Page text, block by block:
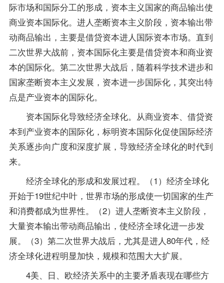
际市场和国际分工的形成，资本主义国家的商品输出使
商业资本国际化。进人垄断资本主义阶段，资本输出带
动商品输出，主要是借贷资本进人国际资本市场。直到
二次世界大战前，资本国际化主要是借贷资本和商业资
本的国际化。第二次世界大战后，随着科学技术进步和
国家垄断资本主义发展，资本进一步国际化，其突出特
点是产业资本的国际化。
资本国际化导致经济全球化。从商业资本、借贷资
本到产业资本的国际化，标明资本国际化促使国际经济
关系逐步向广度和深度扩展，导致经济全球化的时代到
来。
经济全球化的形成和发展过程。（1）经济全球化
开始于19世纪中叶，世界市场的形成使一切国家的生产
和消费都成为世界性。（2）进人垄断资本主义阶段，
大量资本输出带动商品输出，使经济全球化进一步发
展。（3）第二次世界大战后，尤其是进人80年代，经
济全球化进程明显加快，规模和范围大大扩展。
4美、日、欧经济关系中的主要矛盾表现在哪些方